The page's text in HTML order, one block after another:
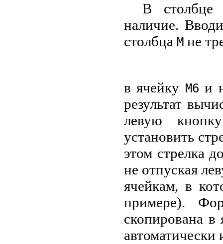
В
наличие.
столбца М не
в ячейку М6 и
результат
левую
установить
этом стрелка
не отпуская
ячейкам, в
примере).
скопирована
автоматически